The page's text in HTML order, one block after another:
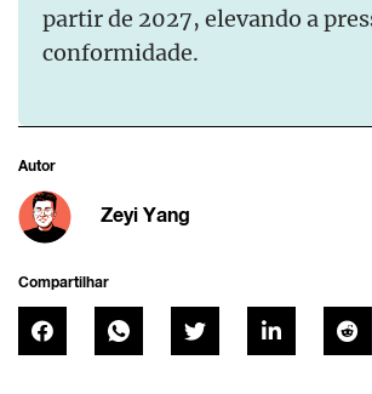
partir de 2027, elevando a
conformidade.
Autor
Zeyi Yang
Compartilhar